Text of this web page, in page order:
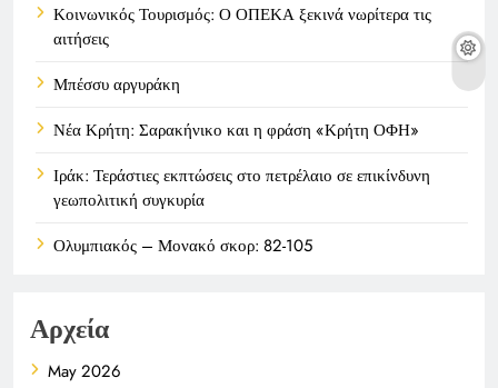
Κοινωνικός Τουρισμός: Ο ΟΠΕΚΑ ξεκινά νωρίτερα τις
αιτήσεις
Μπέσσυ αργυράκη
Νέα Κρήτη: Σαρακήνικο και η φράση «Κρήτη ΟΦΗ»
Ιράκ: Τεράστιες εκπτώσεις στο πετρέλαιο σε επικίνδυνη
γεωπολιτική συγκυρία
Ολυμπιακός – Μονακό σκορ: 82-105
Αρχεία
May 2026